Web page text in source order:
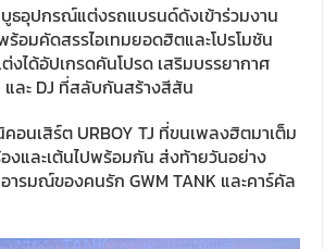
ธอุปกรณ์แต่งรถแบรนด์ดังเข้าร่วมงาน
อมคัดสรรไอเทมยอดฮิตและโปรโมชัน
งได้อัปเกรดคันโปรด เสริมบรรยากาศ
ละ DJ ที่สลับกันสร้างสีสัน
นเสิร์ต URBOY TJ ที่ขนเพลงฮิตมาเต็ม
งและเต้นไปพร้อมกัน ส่งท้ายวันอย่าง
ารมณ์ของคนรัก GWM TANK และคาร์คัล